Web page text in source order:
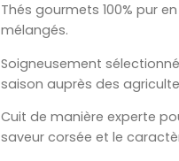
Thés gourmets 100% pur
mélangés.
Soigneusement
saison auprès des
Cuit de manière experte
saveur corsée et le